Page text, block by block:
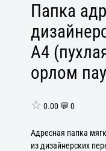
Папка
А4
орлом
☆ 0.00 💬 0
Адресная папка
из дизайнерских